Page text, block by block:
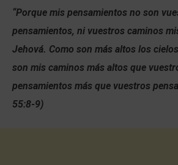
“Porque mis pensamientos no son
pensamientos, ni vuestros caminos
Jehová. Como son más altos los
son mis caminos más altos que
pensamientos más que vuestros
55:8-9)